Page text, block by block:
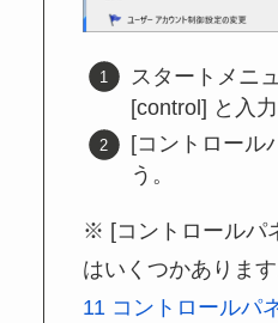
スタートメニ
[control] と入
[コントロール
う。
※ [コントロールパ
はいくつかありま
11 コントロールパ